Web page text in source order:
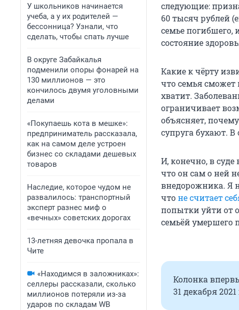
У школьников начинается
учеба, а у их родителей —
бессонница? Узнали, что
сделать, чтобы спать лучше
В округе Забайкалья
подменили опоры фонарей на
130 миллионов — это
кончилось двумя уголовными
делами
«Покупаешь кота в мешке»:
предприниматель рассказала,
как на самом деле устроен
бизнес со складами дешевых
товаров
Наследие, которое чудом не
развалилось: транспортный
эксперт разнес миф о
«вечных» советских дорогах
13-летняя девочка пропала в
Чите
«Находимся в заложниках»:
селлеры рассказали, сколько
миллионов потеряли из-за
ударов по складам WB
следующие:
60 тысяч рублей
семье
состояние
Какие к чёрту
что семья сможет
хватит.
ограничивает
объясняет,
супруга бухают. В
И, конечно, в
что он сам о ней
внедорожника. Я
чтоне считает
попытки уйти от
семьёй умершего
Колонка
31 декабря 2021